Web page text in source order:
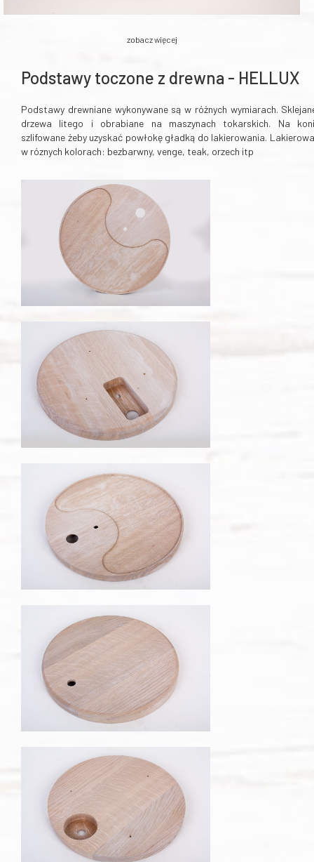
zobacz więcej
Podstawy toczone z drewna - HELLUX
Podstawy drewniane wykonywane są w różnych wymiarach.
drzewa litego i obrabiane na maszynach tokarskich. Na
szlifowane żeby uzyskać powłokę gładką do lakierowania.
w róznych kolorach: bezbarwny, venge, teak, orzech itp